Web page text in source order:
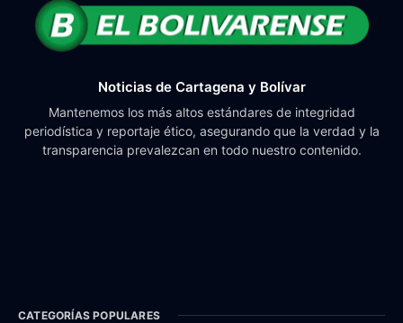
Noticias de Cartagena y Bolívar
Mantenemos los más altos estándares de integridad
periodística y reportaje ético, asegurando que la verdad y la
transparencia prevalezcan en todo nuestro contenido.
CATEGORÍAS POPULARES